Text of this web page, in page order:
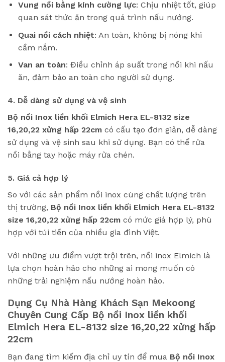
Vung nồi bằng kính cường lực: Chịu nhiệt tốt, giúp
quan sát thức ăn trong quá trình nấu nướng.
Quai nồi cách nhiệt: An toàn, không bị nóng khi
cầm nắm.
Van an toàn: Điều chỉnh áp suất trong nồi khi nấu
ăn, đảm bảo an toàn cho người sử dụng.
4. Dễ dàng sử dụng và vệ sinh
Bộ nồi Inox liền khối Elmich Hera EL-8132 size
16,20,22 xửng hấp 22cm có cấu tạo đơn giản, dễ dàng
sử dụng và vệ sinh sau khi sử dụng. Bạn có thể rửa
nồi bằng tay hoặc máy rửa chén.
5. Giá cả hợp lý
So với các sản phẩm nồi inox cùng chất lượng trên
thị trường, Bộ nồi Inox liền khối Elmich Hera EL-8132
size 16,20,22 xửng hấp 22cm có mức giá hợp lý, phù
hợp với túi tiền của nhiều gia đình Việt.
Với những ưu điểm vượt trội trên, nồi inox Elmich là
lựa chọn hoàn hảo cho những ai mong muốn có
những trải nghiệm nấu nướng hoàn hảo.
Dụng Cụ Nhà Hàng Khách Sạn Mekoong
Chuyên Cung Cấp Bộ nồi Inox liền khối
Elmich Hera EL-8132 size 16,20,22 xửng hấp
22cm
Bạn đang tìm kiếm địa chỉ uy tín để mua Bộ nồi Inox